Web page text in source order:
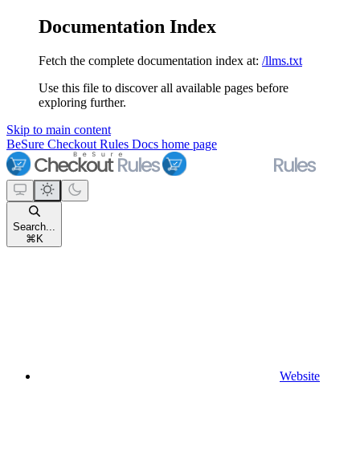
Documentation Index
Fetch the complete documentation index at: /llms.txt
Use this file to discover all available pages before
exploring further.
Skip to main content
BeSure Checkout Rules Docs home page
Search...
⌘ K
Website